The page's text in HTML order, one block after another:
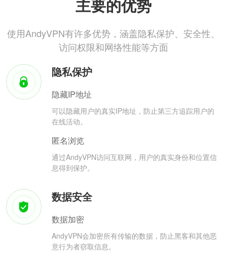
主要的优势
使用AndyVPN有许多优势，涵盖隐私保护、安全性、
访问权限和网络性能等方面
隐私保护
隐藏IP地址
可以隐藏用户的真实IP地址，防止第三方追踪用户的
在线活动。
匿名浏览
通过AndyVPN访问互联网，用户的真实身份和位置信
息得到保护。
数据安全
数据加密
AndyVPN会加密所有传输的数据，防止黑客和其他恶
意行为者窃取信息。